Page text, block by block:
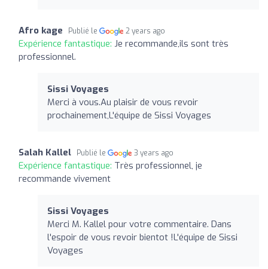
Afro kage Publié le 2 years ago
Expérience fantastique: Je recommande,ils sont très
professionnel.
Sissi Voyages
Merci à vous.Au plaisir de vous revoir
prochainement,L'équipe de Sissi Voyages
Salah Kallel Publié le 3 years ago
Expérience fantastique: Très professionnel, je
recommande vivement
Sissi Voyages
Merci M. Kallel pour votre commentaire. Dans
l'espoir de vous revoir bientot !L'équipe de Sissi
Voyages